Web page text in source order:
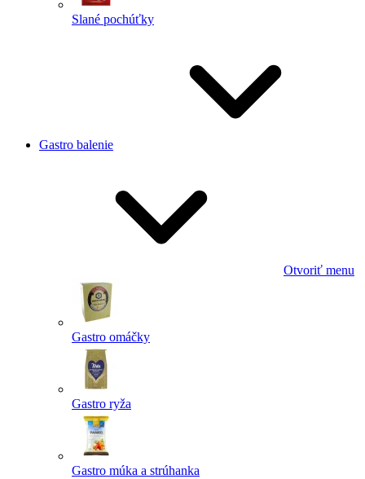
Slané pochúťky
Gastro balenie
Otvoriť menu
Gastro omáčky
Gastro ryža
Gastro múka a strúhanka